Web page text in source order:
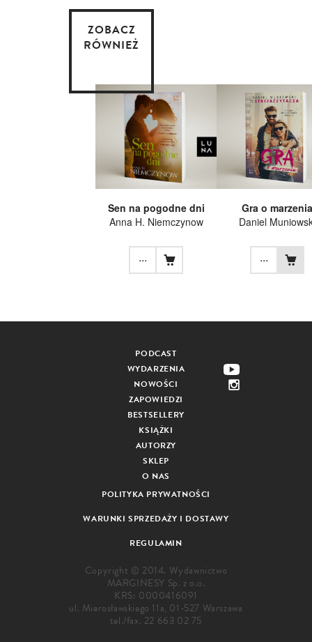
ZOBACZ
RÓWNIEŻ
Sen na pogodne dni
Anna H. Niemczynow
...
Gra o marzenia
Daniel
...
PODCAST
WYDARZENIA
NOWOŚCI
ZAPOWIEDZI
BESTSELLERY
KSIĄŻKI
AUTORZY
SKLEP
O NAS
POLITYKA PRYWATNOŚCI
WARUNKI SPRZEDAŻY I DOSTAWY
REGULAMIN
Copyright © 2014. Wydawnictwo
MARGINESY Sp. z o.o.
KRS: 0000416091
ul. Mierosławskiego 11a, 01-527 Warszawa
tel./fax. 22 663 02 75